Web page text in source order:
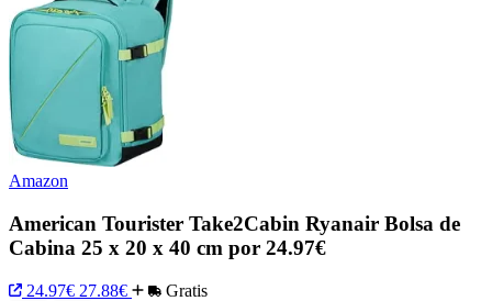
Amazon
American Tourister Take2Cabin Ryanair Bolsa de
Cabina 25 x 20 x 40 cm por 24.97€
24.97€ 27.88€ Gratis